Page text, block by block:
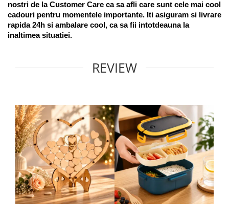
nostri de la Customer Care ca sa afli care sunt cele mai cool
cadouri pentru momentele importante. Iti asiguram si livrare
rapida 24h si ambalare cool, ca sa fii intotdeauna la
inaltimea situatiei.
REVIEW